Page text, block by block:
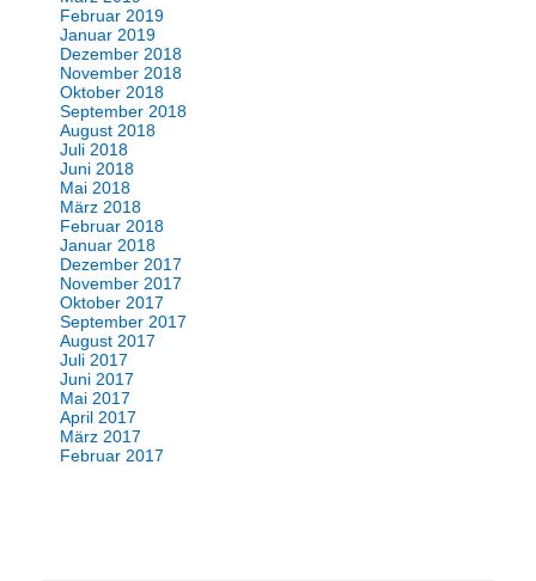
Februar 2019
Januar 2019
Dezember 2018
November 2018
Oktober 2018
September 2018
August 2018
Juli 2018
Juni 2018
Mai 2018
März 2018
Februar 2018
Januar 2018
Dezember 2017
November 2017
Oktober 2017
September 2017
August 2017
Juli 2017
Juni 2017
Mai 2017
April 2017
März 2017
Februar 2017